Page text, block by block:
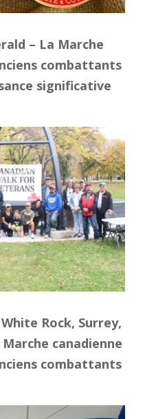
– La Marche
combattants
significative
Rock, Surrey,
canadienne
combattants